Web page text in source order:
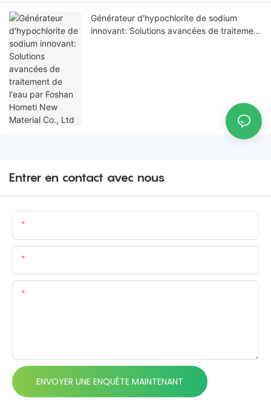
Générateur d'hypochlorite de sodium
innovant: Solutions avancées de traitement
Entrer en contact avec nous
ENVOYER UNE ENQUÊTE MAINTENANT